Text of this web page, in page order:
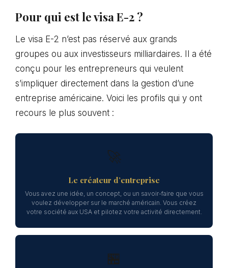
Pour qui est le visa E-2 ?
Le visa E-2 n’est pas réservé aux grands
groupes ou aux investisseurs milliardaires. Il a été
conçu pour les entrepreneurs qui veulent
s’impliquer directement dans la gestion d’une
entreprise américaine. Voici les profils qui y ont
recours le plus souvent :
🚀
Le créateur d’entreprise
Vous avez une idée, un concept, ou un savoir-faire que vous
voulez développer sur le marché américain. Vous créez
votre société aux USA et pilotez votre activité directement.
🏪